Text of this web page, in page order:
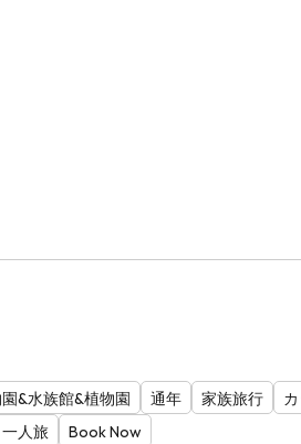
&水族館&植物園 通年 家族旅行
一人旅 Book Now